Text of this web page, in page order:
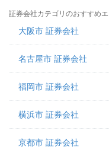
証券会社カテゴリのおすすめ
大阪市 証券会社
名古屋市 証券会社
福岡市 証券会社
横浜市 証券会社
京都市 証券会社